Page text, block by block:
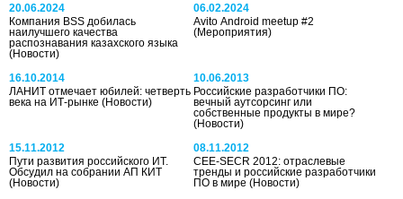
20.06.2024
Компания BSS добилась
наилучшего качества
распознавания казахского языка
(Новости)
06.02.2024
Avito Android meetup #2
(Мероприятия)
16.10.2014
ЛАНИТ отмечает юбилей: четверть
века на ИТ-рынке (Новости)
10.06.2013
Российские разработчики ПО:
вечный аутсорсинг или
собственные продукты в мире?
(Новости)
15.11.2012
Пути развития российского ИТ.
Обсудил на собрании АП КИТ
(Новости)
08.11.2012
CEE-SECR 2012: отраслевые
тренды и российские разработчики
ПО в мире(Новости)